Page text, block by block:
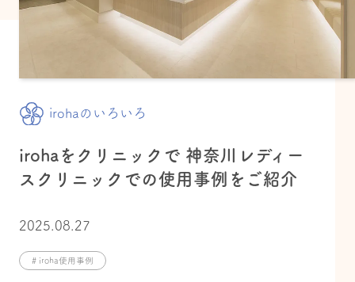
irohaのいろいろ
irohaをクリニックで 神奈川レディー
スクリニックでの使用事例をご紹介
2025.08.27
# iroha使用事例